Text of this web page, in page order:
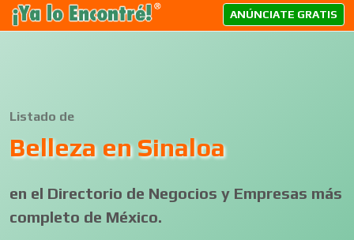
ANÚNCIATE GRATIS
Listado de
Belleza en Sinaloa
en el Directorio de Negocios y Empresas más
completo de México.